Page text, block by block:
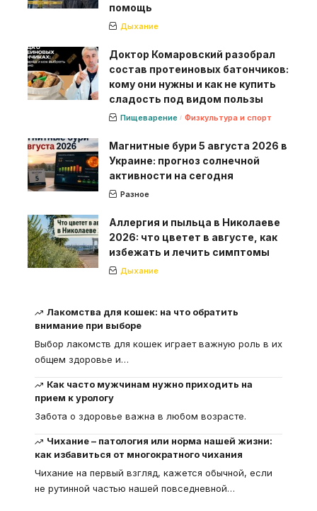
помощь
Дыхание
Доктор Комаровский разобрал
состав протеиновых батончиков:
кому они нужны и как не купить
сладость под видом пользы
Пищеварение Физкультура и спорт
Магнитные бури 5 августа 2026 в
Украине: прогноз солнечной
активности на сегодня
Разное
Аллергия и пыльца в Николаеве
2026: что цветет в августе, как
избежать и лечить симптомы
Дыхание
Лакомства для кошек: на что обратить
внимание при выборе
Выбор лакомств для кошек играет важную роль в их
общем здоровье и…
Как часто мужчинам нужно приходить на
прием к урологу
Забота о здоровье важна в любом возрасте.
Чихание – патология или норма нашей жизни:
как избавиться от многократного чихания
Чихание на первый взгляд, кажется обычной, если
не рутинной частью нашей повседневной…